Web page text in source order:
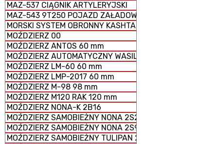
MAZ-537 CIĄGNIK ARTYLERYJSKI
MAZ-543 9T250 POJAZD ZAŁADOWCZY
MORSKI SYSTEM OBRONNY KASHTAN
MOŹDZIERZ 00
MOŹDZIERZ ANTOS 60 mm
MOŹDZIERZ AUTOMATYCZNY WASILOK 2B9
MOŹDZIERZ LM-60 60 mm
MOŹDZIERZ LMP-2017 60 mm
MOŹDZIERZ M-98 98 mm
MOŹDZIERZ M120 RAK 120 mm
MOŹDZIERZ NONA-K 2B16
MOŹDZIERZ SAMOBIEŻNY NONA 2S23-SWK
MOŹDZIERZ SAMOBIEŻNY NONA 2S9
MOŹDZIERZ SAMOBIEŻNY TULIPAN 2S4